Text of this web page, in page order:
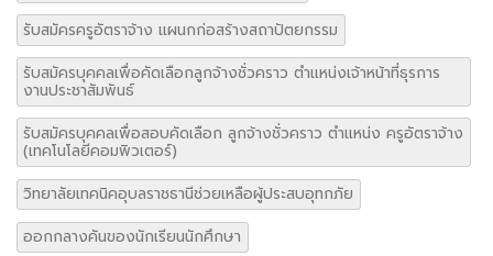
รับสมัครครูอัตราจ้าง แผนกก่อสร้างสถาปัตยกรรม
รับสมัครบุคคลเพื่อคัดเลือกลูกจ้างชั่วคราว ตำแหน่งเจ้าหน้าที่ธุรการ
งานประชาสัมพันธ์
รับสมัครบุคคลเพื่อสอบคัดเลือก ลูกจ้างชั่วคราว ตำแหน่ง ครูอัตราจ้าง
(เทคโนโลยีคอมพิวเตอร์)
วิทยาลัยเทคนิคอุบลราชธานีช่วยเหลือผู้ประสบอุทกภัย
ออกกลางคันของนักเรียนนักศึกษา